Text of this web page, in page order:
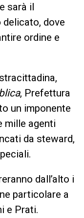
sarà il
dove
ordine e
, Prefettura
un imponente
mille agenti
da steward,
dall’alto i
particolare a
e Prati.